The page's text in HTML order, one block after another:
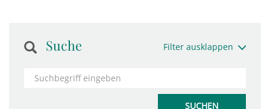
Suche Filter ausklappen